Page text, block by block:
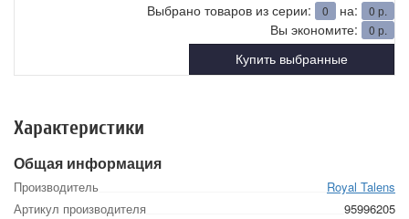
Выбрано товаров из серии: 0 на: 0 р.
Вы экономите: 0 р.
Купить выбранные
Характеристики
Общая информация
Производитель
Royal Talens
Артикул производителя
95996205